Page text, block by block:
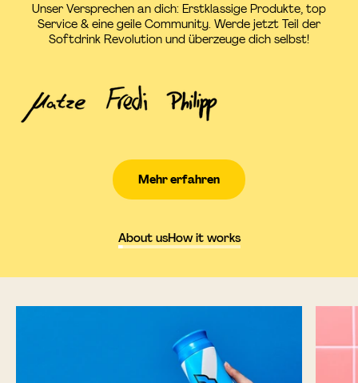
Unser Versprechen an dich: Erstklassige Produkte, top
Service & eine geile Community. Werde jetzt Teil der
Softdrink Revolution und überzeuge dich selbst!
Mehr erfahren
About usHow it works